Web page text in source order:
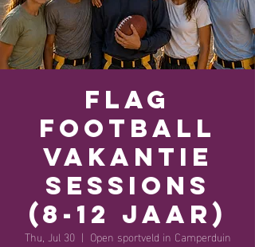
Flag
Football
Vakantie
Sessions
(8-12 jaar)
Thu, Jul 30
  |
Open sportveld in Camperduin